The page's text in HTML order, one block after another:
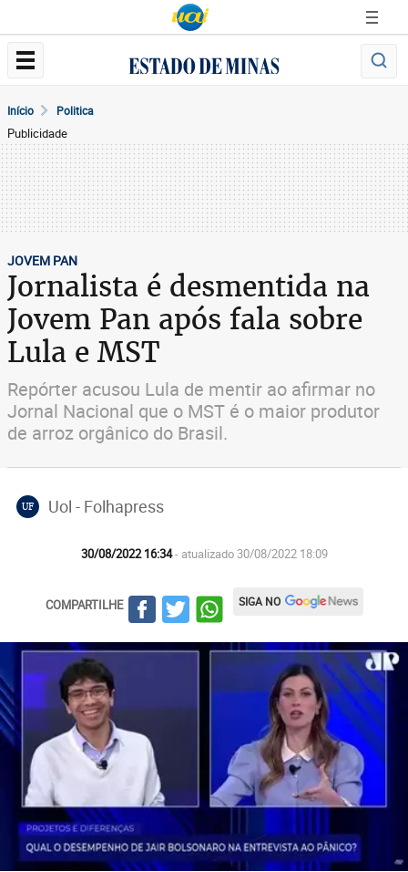
Início Politica
Publicidade
JOVEM PAN
Jornalista é desmentida na
Jovem Pan após fala sobre
Lula e MST
Repórter acusou Lula de mentir ao afirmar no
Jornal Nacional que o MST é o maior produtor
de arroz orgânico do Brasil.
UF Uol - Folhapress
30/08/2022 16:34- atualizado 30/08/2022 18:09
COMPARTILHE SIGA NO